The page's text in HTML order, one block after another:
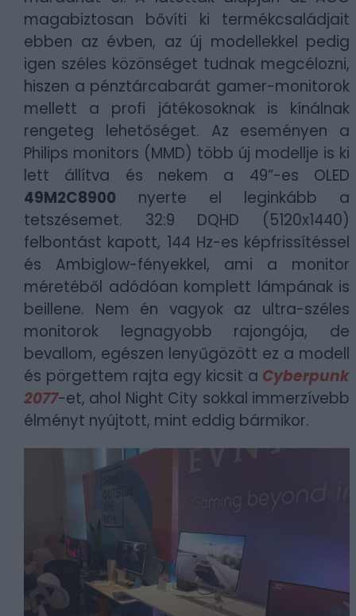
magabiztosan bővíti ki termékcsaládjait
ebben az évben, az új modellekkel pedig
igen széles közönséget tudnak megcélozni,
hiszen a pénztárcabarát gamer-monitorok
mellett a profi játékosoknak is kínálnak
rengeteg lehetőséget. Az eseményen a
Philips monitors (MMD) több új modellje is ki
lett állítva és nekem a 49”-es OLED
49M2C8900 nyerte el leginkább a
tetszésemet. 32:9 DQHD (5120x1440)
felbontást kapott, 144 Hz-es képfrissítéssel
és Ambiglow-fényekkel, ami a monitor
méretéből adódóan komplett lámpának is
beillene. Nem én vagyok az ultra-széles
monitorok legnagyobb rajongója, de
bevallom, egészen lenyűgözött ez a modell
és pörgettem rajta egy kicsit a Cyberpunk
2077-et, ahol Night City sokkal immerzívebb
élményt nyújtott, mint eddig bármikor.